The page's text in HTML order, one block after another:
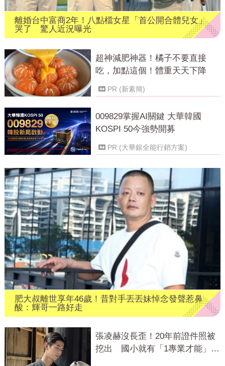
離婚台中富商2年！八點檔女星「首公開合體兒女」
哭了 驚人近況曝光
超神減肥神器！橘子不要直接
吃，加點這個！體重天天下降
PR (新素簡)
009829掌握AI關鍵 大華韓國
KOSPI 50今強勢開募
PR (大華銀全能行銷方案)
肥大叔離世享年46歲！昔對手丟丟妹悼念發聲惹鼻
酸：輝哥一路好走
張凌赫沒長歪！20年前證件照被
挖出 國小就有「1專業才能」震